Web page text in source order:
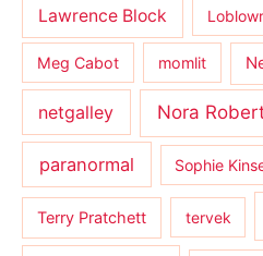
Lawrence Block
Meg Cabot momlit
netgalley Nora
paranormal Sophie
Terry Pratchett tervek